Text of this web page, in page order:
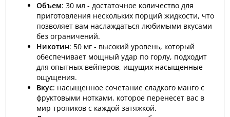
Объем: 30 мл - достаточное количество для
приготовления нескольких порций жидкости, что
позволяет вам наслаждаться любимыми вкусами
без ограничений.
Никотин: 50 мг - высокий уровень, который
обеспечивает мощный удар по горлу, подходит
для опытных вейперов, ищущих насыщенные
ощущения.
Вкус: насыщенное сочетание сладкого манго с
фруктовыми нотками, которое перенесет вас в
мир тропиков с каждой затяжкой.